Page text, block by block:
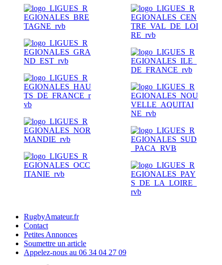
RugbyAmateur.fr
Contact
Petites Annonces
Soumettre un article
Appelez-nous au 06 34 04 27 09